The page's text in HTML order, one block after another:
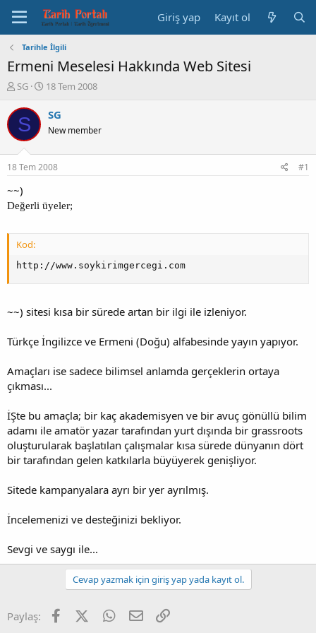
Giriş yap Kayıt ol
Tarihle İlgili
Ermeni Meselesi Hakkında Web Sitesi
K
n
b
u
u
b
a
ş
l
a
n
SG
B
ş
a
g
ı
t
a
i
18 Tem 2008
S SG
New member
18 Tem 2008 #1
~~)
Değerli üyeler;
Kod:
http://www.soykirimgercegi.com
~~) sitesi kısa bir sürede artan bir ilgi ile izleniyor.
Türkçe İngilizce ve Ermeni (Doğu) alfabesinde yayın yapıyor.
Amaçları ise sadece bilimsel anlamda gerçeklerin ortaya
çıkması...
İŞte bu amaçla; bir kaç akademisyen ve bir avuç gönüllü bilim
adamı ile amatör yazar tarafından yurt dışında bir grassroots
oluşturularak başlatılan çalışmalar kısa sürede dünyanın dört
bir tarafından gelen katkılarla büyüyerek genişliyor.
Sitede kampanyalara ayrı bir yer ayrılmış.
İncelemenizi ve desteğinizi bekliyor.
Sevgi ve saygı ile...
Cevap yazmak için giriş yap yada kayıt ol.
Paylaş: FacebookX (Twitter)WhatsApp
E-posta